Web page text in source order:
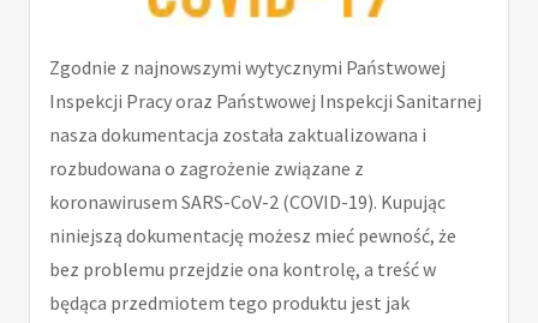
Zgodnie z najnowszymi wytycznymi Państwowej
Inspekcji Pracy oraz Państwowej Inspekcji Sanitarnej
nasza dokumentacja została zaktualizowana i
rozbudowana o zagrożenie związane z
koronawirusem SARS-CoV-2 (COVID-19). Kupując
niniejszą dokumentację możesz mieć pewność, że
bez problemu przejdzie ona kontrolę, a treść w
będąca przedmiotem tego produktu jest jak